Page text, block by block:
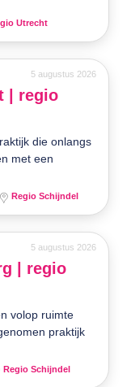
Utrecht
5 augustus 2026
| regio
die onlangs
met een
Regio Schijndel
5 augustus 2026
| regio
volop ruimte
praktijk
Regio Schijndel